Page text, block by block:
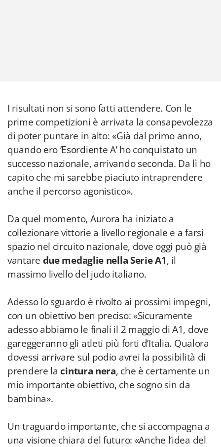
I risultati non si sono fatti attendere. Con le
prime competizioni è arrivata la consapevolezza
di poter puntare in alto: «Già dal primo anno,
quando ero ‘Esordiente A’ ho conquistato un
successo nazionale, arrivando seconda. Da lì ho
capito che mi sarebbe piaciuto intraprendere
anche il percorso agonistico».
Da quel momento, Aurora ha iniziato a
collezionare vittorie a livello regionale e a farsi
spazio nel circuito nazionale, dove oggi può già
vantare due medaglie nella Serie A1, il
massimo livello del judo italiano.
Adesso lo sguardo è rivolto ai prossimi impegni,
con un obiettivo ben preciso: «Sicuramente
adesso abbiamo le finali il 2 maggio di A1, dove
gareggeranno gli atleti più forti d’Italia. Qualora
dovessi arrivare sul podio avrei la possibilità di
prendere la cintura nera, che è certamente un
mio importante obiettivo, che sogno sin da
bambina».
Un traguardo importante, che si accompagna a
una visione chiara del futuro: «Anche l’idea del